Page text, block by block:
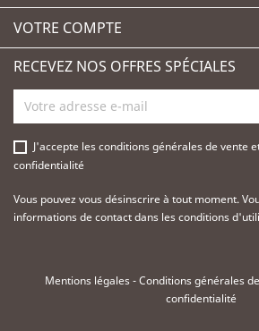
VOTRE COMPTE
RECEVEZ NOS OFFRES SPÉCIALES
J'accepte lesconditions générales de vente
confidentialité
Vous pouvez vous désinscrire à tout moment.
informations de contact dans les conditions
Mentions légales-Conditions générales
confidentialité